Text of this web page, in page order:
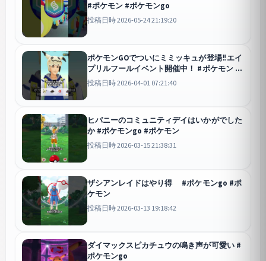
#ポケモン #ポケモンgo
投稿日時 2026-05-24 21:19:20
ポケモンGOでついにミミッキュが登場‼エイ
プリルフールイベント開催中！ #ポケモン #
ポケモンgo
GO
投稿日時 2026-04-01 07:21:40
ヒバニーのコミュニティデイはいかがでした
か #ポケモンgo #ポケモン
投稿日時 2026-03-15 21:38:31
ザシアンレイドはやり得 #ポケモンgo #ポ
ケモン
投稿日時 2026-03-13 19:18:42
ダイマックスピカチュウの鳴き声が可愛い #
ポケモンgo